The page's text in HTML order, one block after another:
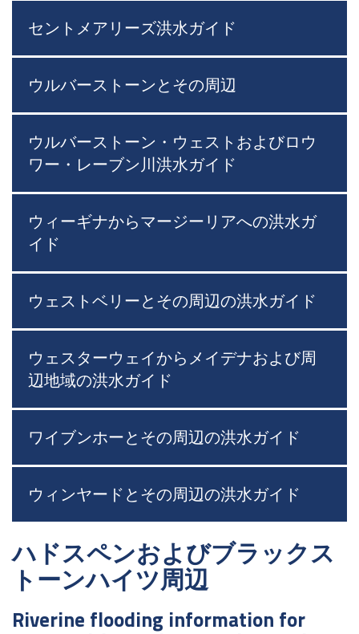
セントメアリーズ洪水ガイド
ウルバーストーンとその周辺
ウルバーストーン・ウェストおよびロウ
ワー・レーブン川洪水ガイド
ウィーギナからマージーリアへの洪水ガ
イド
ウェストベリーとその周辺の洪水ガイド
ウェスターウェイからメイデナおよび周
辺地域の洪水ガイド
ワイブンホーとその周辺の洪水ガイド
ウィンヤードとその周辺の洪水ガイド
ハドスペンおよびブラックス
トーンハイツ周辺
Riverine flooding information for